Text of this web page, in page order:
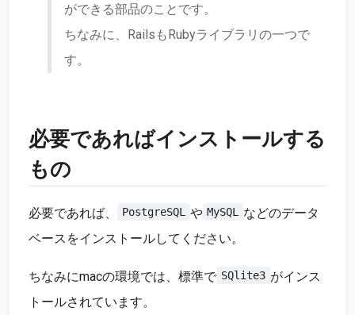
ができる部品のことです。
ちなみに、RailsもRubyライブラリの一つで
す。
必要であればインストールする
もの
必要であれば、 PostgreSQL や MySQL などのデータ
ベースをインストールしてください。
ちなみにmacの環境では、標準で SQlite3 がインス
トールされています。